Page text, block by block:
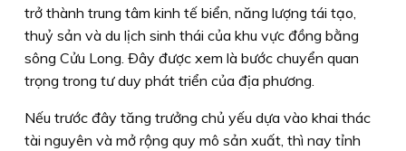
trở thành trung tâm kinh tế biển, năng lượng tái tạo,
thuỷ sản và du lịch sinh thái của khu vực đồng bằng
sông Cửu Long. Ðây được xem là bước chuyển quan
trọng trong tư duy phát triển của địa phương.
Nếu trước đây tăng trưởng chủ yếu dựa vào khai thác
tài nguyên và mở rộng quy mô sản xuất, thì nay tỉnh